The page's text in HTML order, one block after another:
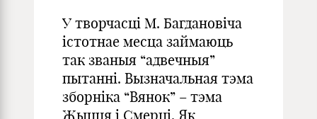
У творчасці М. Багдановіча
істотнае месца займаюць
так званыя “адвечныя”
пытанні. Вызначальная тэма
зборніка “Вянок” – тэма
Жыцця і Смерці. Як